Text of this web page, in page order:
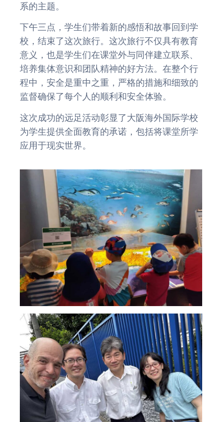
系的主题。
下午三点，学生们带着新的感悟和故事回到学
校，结束了这次旅行。这次旅行不仅具有教育
意义，也是学生们在课堂外与同伴建立联系、
培养集体意识和团队精神的好方法。在整个行
程中，安全是重中之重，严格的措施和细致的
监督确保了每个人的顺利和安全体验。
这次成功的远足活动彰显了大阪海外国际学校
为学生提供全面教育的承诺，包括将课堂所学
应用于现实世界。